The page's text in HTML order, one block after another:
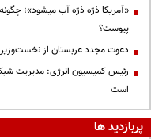
«آمریکا ذرّه ذرّه آب میشود»؛
پیوست؟
دعوت مجدد عربستان از
رئیس کمیسیون انرژی: مدیریت
است
پربازدید ها